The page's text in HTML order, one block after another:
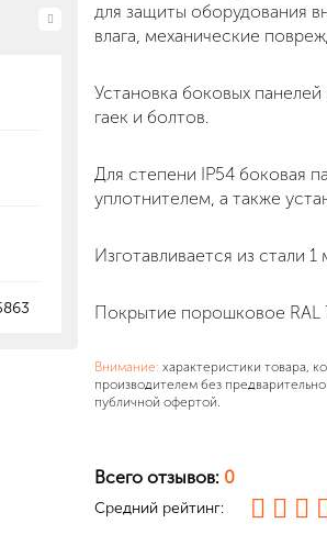
для защиты оборудования
влага, механические
Установка боковых
гаек и болтов.
Для степени IP54 боковая
уплотнителем, а также
Изготавливается из стали 1
Покрытие порошковое RAL
Внимание: характеристики товара,
производителем без
публичной офертой.
Всего отзывов: 0
Средний рейтинг: